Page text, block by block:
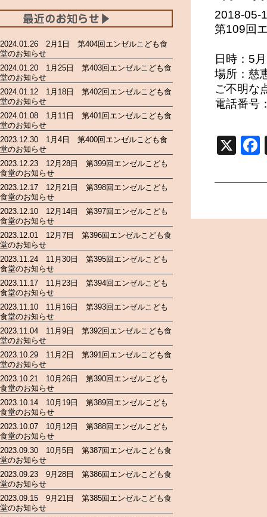
2018-05-
第109回
日時：5
場所：慈
ご不明な
電話番号
X
2024.01.26 2月1日 第404回エンゼルこども食
堂のお知らせ
2024.01.20 1月25日 第403回エンゼルこども食
堂のお知らせ
2024.01.12 1月18日 第402回エンゼルこども食
堂のお知らせ
2024.01.08 1月11日 第401回エンゼルこども食
堂のお知らせ
2023.12.30 1月4日 第400回エンゼルこども食
堂のお知らせ
2023.12.23 12月28日 第399回エンゼルこども
食堂のお知らせ
2023.12.17 12月21日 第398回エンゼルこども
食堂のお知らせ
2023.12.10 12月14日 第397回エンゼルこども
食堂のお知らせ
2023.12.01 12月7日 第396回エンゼルこども食
堂のお知らせ
2023.11.24 11月30日 第395回エンゼルこども
食堂のお知らせ
2023.11.17 11月23日 第394回エンゼルこども
食堂のお知らせ
2023.11.10 11月16日 第393回エンゼルこども
食堂のお知らせ
2023.11.04 11月9日 第392回エンゼルこども食
堂のお知らせ
2023.10.29 11月2日 第391回エンゼルこども食
堂のお知らせ
2023.10.21 10月26日 第390回エンゼルこども
食堂のお知らせ
2023.10.14 10月19日 第389回エンゼルこども
食堂のお知らせ
2023.10.07 10月12日 第388回エンゼルこども
食堂のお知らせ
2023.09.30 10月5日 第387回エンゼルこども食
堂のお知らせ
2023.09.23 9月28日 第386回エンゼルこども食
堂のお知らせ
2023.09.15 9月21日 第385回エンゼルこども食
堂のお知らせ